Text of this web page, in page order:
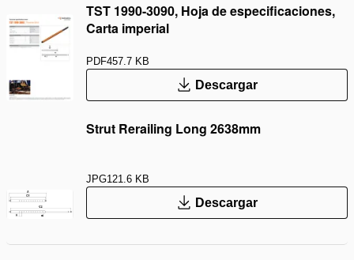
TST 1990-3090, Hoja de especificaciones,
Carta imperial
PDF457.7 KB
Descargar
Strut Rerailing Long 2638mm
JPG121.6 KB
Descargar